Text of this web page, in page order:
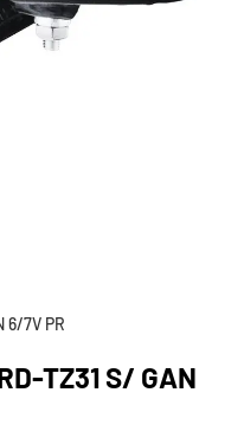
6/7V PR
TZ31 S/ GAN